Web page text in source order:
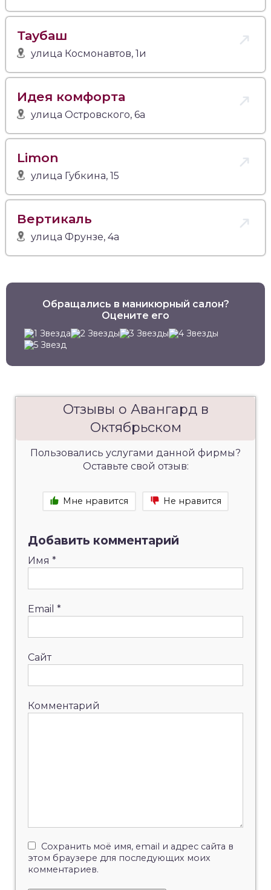
Таубаш
улица Космонавтов, 1и
Идея комфорта
улица Островского, 6а
Limon
улица Губкина, 15
Вертикаль
улица Фрунзе, 4а
Обращались в маникюрный салон?
Оцените его
Отзывы о Авангард в
Октябрьском
Пользовались услугами данной фирмы?
Оставьте свой отзыв:
Мне нравится Не нравится
Добавить комментарий
Имя *
Email *
Сайт
Комментарий
Сохранить моё имя, email и адрес сайта в
этом браузере для последующих моих
комментариев.